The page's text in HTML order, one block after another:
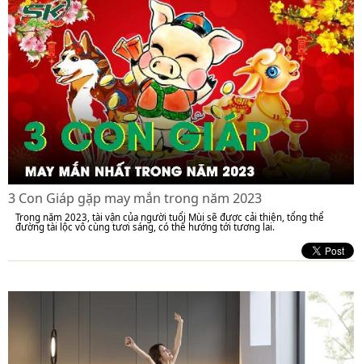
3 Con Giáp gặp may mắn trong năm 2023
Trong năm 2023, tài vận của người tuổi Mùi sẽ được cải thiện, tổng thể
đường tài lộc vô cùng tươi sáng, có thể hướng tới tương lai.